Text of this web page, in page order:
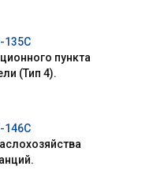
135С
пункта
(Тип 4).
146С